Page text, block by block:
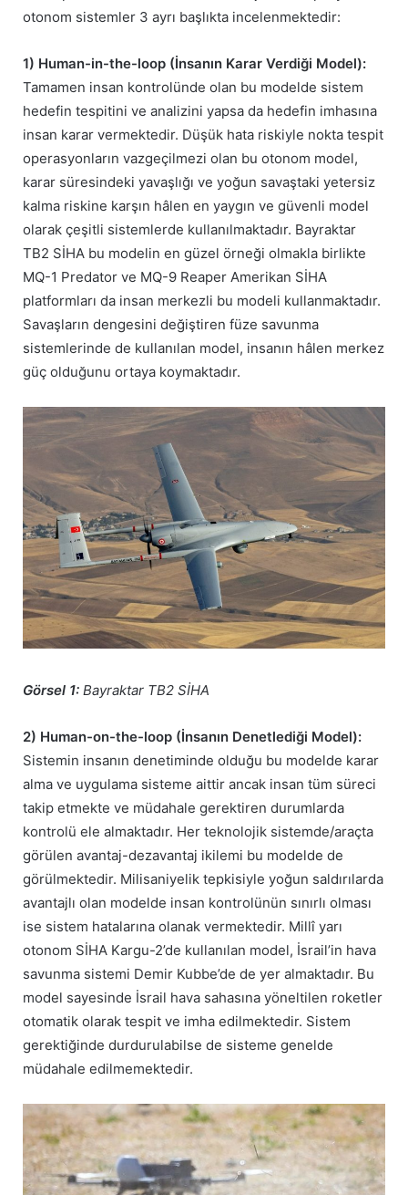
otonom sistemler 3 ayrı başlıkta incelenmektedir:
1) Human-in-the-loop (İnsanın Karar Verdiği Model):
Tamamen insan kontrolünde olan bu modelde sistem
hedefin tespitini ve analizini yapsa da hedefin imhasına
insan karar vermektedir. Düşük hata riskiyle nokta tespit
operasyonların vazgeçilmezi olan bu otonom model,
karar süresindeki yavaşlığı ve yoğun savaştaki yetersiz
kalma riskine karşın hâlen en yaygın ve güvenli model
olarak çeşitli sistemlerde kullanılmaktadır. Bayraktar
TB2 SİHA bu modelin en güzel örneği olmakla birlikte
MQ-1 Predator ve MQ-9 Reaper Amerikan SİHA
platformları da insan merkezli bu modeli kullanmaktadır.
Savaşların dengesini değiştiren füze savunma
sistemlerinde de kullanılan model, insanın hâlen merkez
güç olduğunu ortaya koymaktadır.
Görsel 1: Bayraktar TB2 SİHA
2) Human-on-the-loop (İnsanın Denetlediği Model):
Sistemin insanın denetiminde olduğu bu modelde karar
alma ve uygulama sisteme aittir ancak insan tüm süreci
takip etmekte ve müdahale gerektiren durumlarda
kontrolü ele almaktadır. Her teknolojik sistemde/araçta
görülen avantaj-dezavantaj ikilemi bu modelde de
görülmektedir. Milisaniyelik tepkisiyle yoğun saldırılarda
avantajlı olan modelde insan kontrolünün sınırlı olması
ise sistem hatalarına olanak vermektedir. Millî yarı
otonom SİHA Kargu-2’de kullanılan model, İsrail’in hava
savunma sistemi Demir Kubbe’de de yer almaktadır. Bu
model sayesinde İsrail hava sahasına yöneltilen roketler
otomatik olarak tespit ve imha edilmektedir. Sistem
gerektiğinde durdurulabilse de sisteme genelde
müdahale edilmemektedir.